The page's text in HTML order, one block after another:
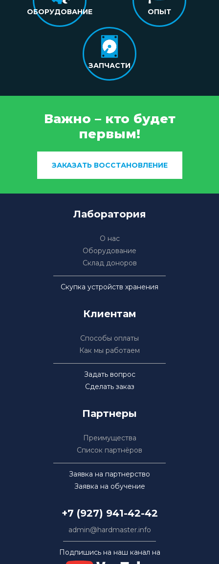
ОБОРУДОВАНИЕ ОПЫТ
ЗАПЧАСТИ
Важно – кто будет
первым!
ЗАКАЗАТЬ ВОССТАНОВЛЕНИЕ
Лаборатория
О нас
Оборудование
Склад доноров
Скупка устройств хранения
Клиентам
Способы оплаты
Как мы работаем
Задать вопрос
Сделать заказ
Партнеры
Преимущества
Список партнёров
Заявка на партнерство
Заявка на обучение
+7 (927) 941-42-42
admin@hardmaster.info
Подпишись на наш канал на